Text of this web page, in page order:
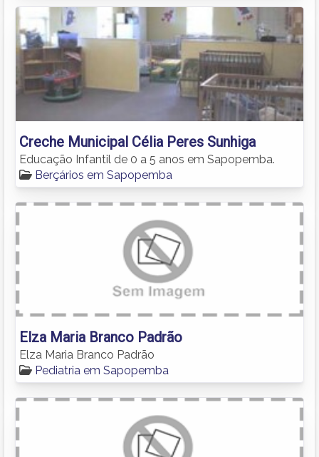
Creche Municipal Célia Peres Sunhiga
Educação Infantil de 0 a 5 anos em Sapopemba.
Berçários em Sapopemba
Elza Maria Branco Padrão
Elza Maria Branco Padrão
Pediatria em Sapopemba